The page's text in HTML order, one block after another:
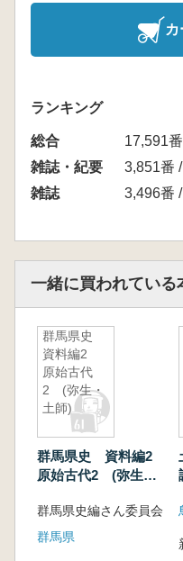
ランキング
総合
17,591
雑誌・紀要
3,851番
雑誌
3,496番
一緒に買われている
群馬県史
資料編2
原始古代
2 (弥生・
土師)
群馬県史 資料編2
原始古代2 (弥生・
群馬県史編さん委員会
群馬県